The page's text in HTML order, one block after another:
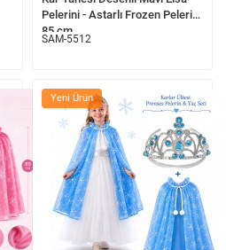
Pelerini - Astarlı Frozen Pelerini
85 cm
SAM-5512
Yeni Ürün